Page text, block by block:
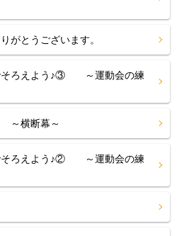
がとうございます。
そろえよう♪③ ～運動会の練
～横断幕～
そろえよう♪② ～運動会の練